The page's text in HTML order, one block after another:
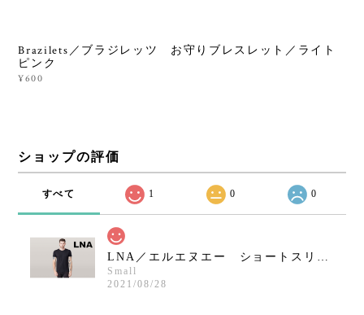
Brazilets／ブラジレッツ お守りブレスレット／ライト
ピンク
¥600
ショップの評価
すべて 1 0 0
Small
2021/08/28